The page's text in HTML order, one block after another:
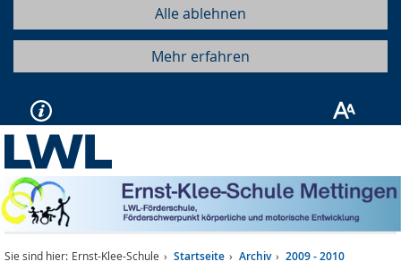
Alle ablehnen
Mehr erfahren
Sie sind hier: Ernst-Klee-Schule Startseite Archiv 2009 - 2010